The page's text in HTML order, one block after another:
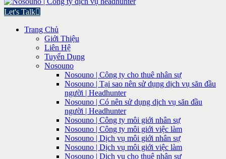
Let's Talk
Trang Chủ
Giới Thiệu
Liên Hệ
Tuyển Dụng
Nosouno
Nosouno | Công ty cho thuê nhân sự
Nosouno | Tại sao nên sử dụng dịch vụ săn đầu
người | Headhunter
Nosouno | Có nên sử dụng dịch vụ săn đầu
người | Headhunter
Nosouno | Công ty môi giới nhân sự
Nosouno | Công ty môi giới việc làm
Nosouno | Dịch vụ môi giới nhân sự
Nosouno | Dịch vụ môi giới việc làm
Nosouno | Dịch vụ cho thuê nhân sự